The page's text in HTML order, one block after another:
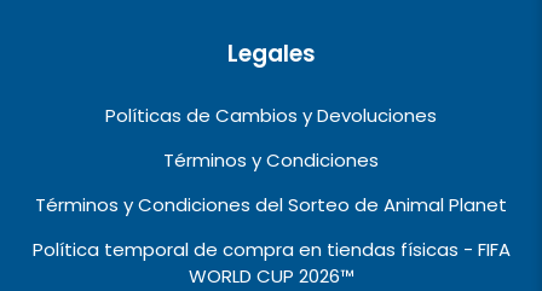
Legales
Políticas de Cambios y Devoluciones
Términos y Condiciones
Términos y Condiciones del Sorteo de Animal Planet
Política temporal de compra en tiendas físicas - FIFA
WORLD CUP 2026™️